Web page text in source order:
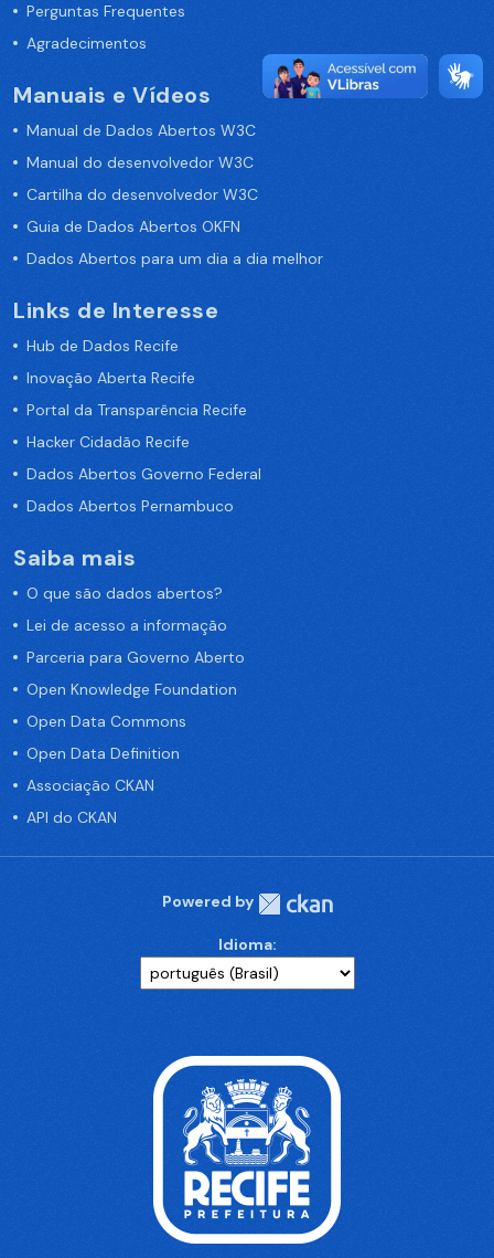
Perguntas Frequentes
Agradecimentos
Manuais e Vídeos
Manual de Dados Abertos W3C
Manual do desenvolvedor W3C
Cartilha do desenvolvedor W3C
Guia de Dados Abertos OKFN
Dados Abertos para um dia a dia melhor
Links de Interesse
Hub de Dados Recife
Inovação Aberta Recife
Portal da Transparência Recife
Hacker Cidadão Recife
Dados Abertos Governo Federal
Dados Abertos Pernambuco
Saiba mais
O que são dados abertos?
Lei de acesso a informação
Parceria para Governo Aberto
Open Knowledge Foundation
Open Data Commons
Open Data Definition
Associação CKAN
API do CKAN
Powered by
Idioma